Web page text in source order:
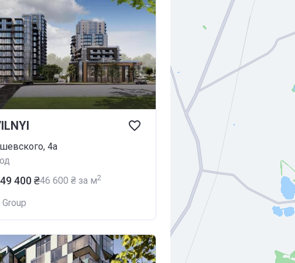
4а
400 ₴‍46 600 ₴ за м2